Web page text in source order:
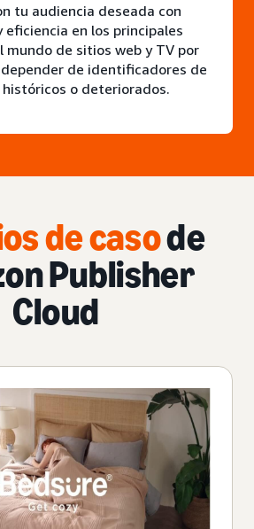
tu audiencia deseada con
eficiencia en los principales
mundo de sitios web y TV por
de identificadores de
históricos o deteriorados.
de casode
Publisher
Cloud